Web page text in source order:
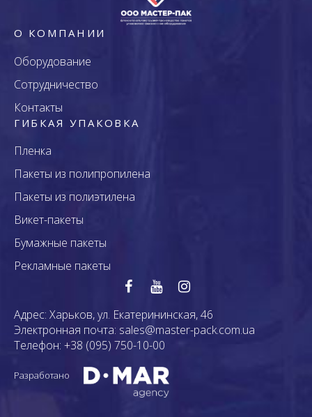
О КОМПАНИИ
Оборудование
Сотрудничество
Контакты
ГИБКАЯ УПАКОВКА
Пленка
Пакеты из полипропилена
Пакеты из полиэтилена
Викет-пакеты
Бумажные пакеты
Рекламные пакеты
Адрес: Харьков, ул. Екатерининская, 46
Электронная почта: sales@master-pack.com.ua
Телефон: +38 (095) 750-10-00
Разработано